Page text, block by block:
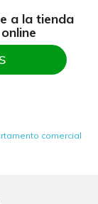
a la tienda
online
comercial